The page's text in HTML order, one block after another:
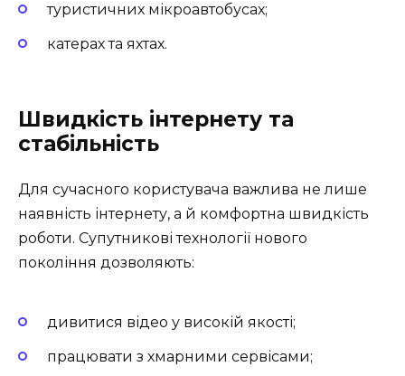
туристичних мікроавтобусах;
катерах та яхтах.
Швидкість інтернету та
стабільність
Для сучасного користувача важлива не лише
наявність інтернету, а й комфортна швидкість
роботи. Супутникові технології нового
покоління дозволяють:
дивитися відео у високій якості;
працювати з хмарними сервісами;